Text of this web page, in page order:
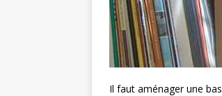
Il faut aménager une